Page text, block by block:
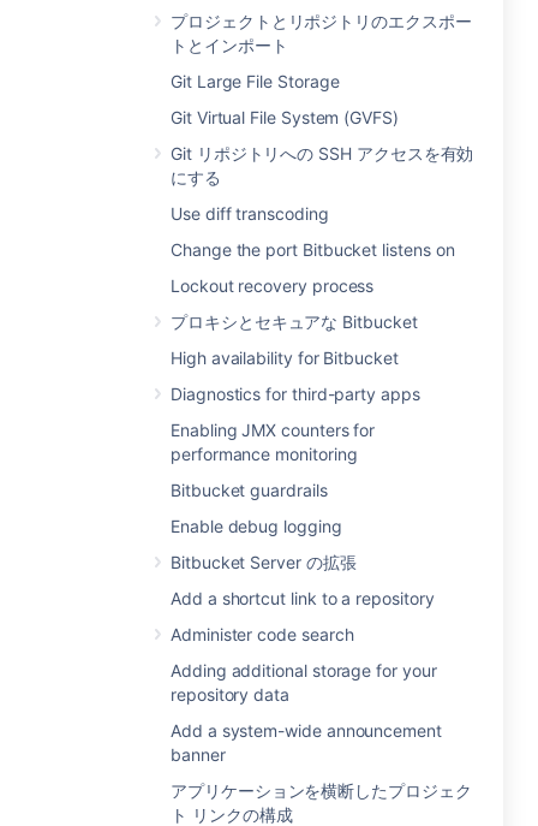
プロジェクトとリポジトリのエクスポー
トとインポート
Git Large File Storage
Git Virtual File System (GVFS)
Git リポジトリへの SSH アクセスを有効
にする
Use diff transcoding
Change the port Bitbucket listens on
Lockout recovery process
プロキシとセキュアな Bitbucket
High availability for Bitbucket
Diagnostics for third-party apps
Enabling JMX counters for
performance monitoring
Bitbucket guardrails
Enable debug logging
Bitbucket Server の拡張
Add a shortcut link to a repository
Administer code search
Adding additional storage for your
repository data
Add a system-wide announcement
banner
アプリケーションを横断したプロジェク
ト リンクの構成